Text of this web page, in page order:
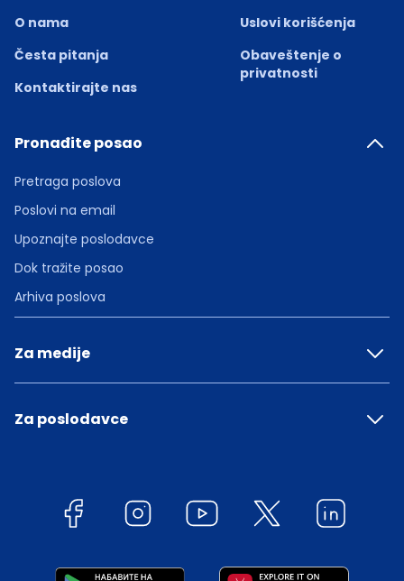
O nama
Česta pitanja
Kontaktirajte nas
Uslovi korišćenja
Obaveštenje o
privatnosti
Pronađite posao
Pretraga poslova
Poslovi na email
Upoznajte poslodavce
Dok tražite posao
Arhiva poslova
Za medije
Za poslodavce